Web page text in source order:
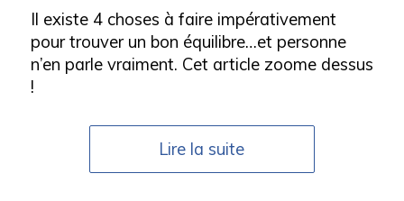
Il existe 4 choses à faire impérativement
pour trouver un bon équilibre…et personne
n’en parle vraiment. Cet article zoome dessus
!
Lire la suite